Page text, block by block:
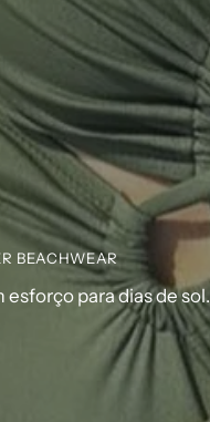
BEACHWEAR
esforço para dias de sol.